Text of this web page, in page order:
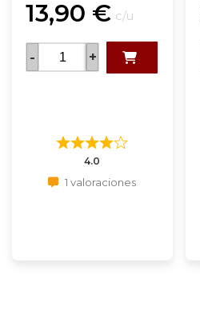
13,90 € c/u
- +
4.0
1 valoraciones